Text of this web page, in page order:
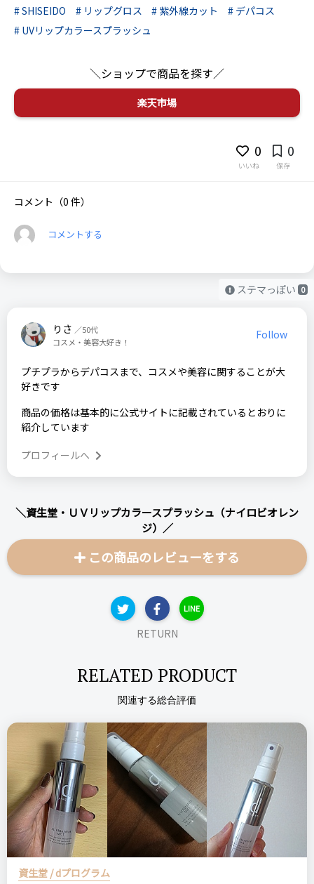
SHISEIDO リップグロス 紫外線カット
デパコス
UVリップカラースプラッシュ
＼ショップで商品を探す／
0
いいね
0
保存
コメント（0 件）
コメントする
ステマっぽい 0
りさ ／50代
コスメ・美容大好き！
Follow
プチプラからデパコスまで、コスメや美容に関することが大
好きです
商品の価格は基本的に公式サイトに記載されているとおりに
紹介しています
プロフィールへ
＼資生堂・ＵＶリップカラースプラッシュ（ナイロビオレン
ジ）／
この商品のレビューをする
LINE
RETURN
RELATED PRODUCT
関連する総合評価
資生堂 / dプログラム